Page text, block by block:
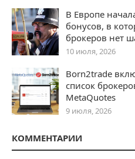
В Европе
бонусов, в
брокеров нет
10 июля, 2026
Born2trade
список
MetaQuotes
9 июля, 2026
КОММЕНТАРИИ